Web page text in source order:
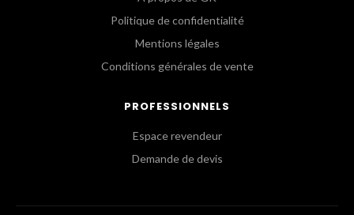
Politique de confidentialité
Mentions légales
Conditions générales de vente
PROFESSIONNELS
Espace revendeur
Demande de devis